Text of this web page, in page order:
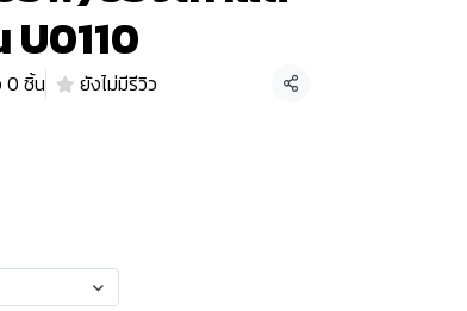
0 ชิ้น ยังไม่มีรีวิว แชร์